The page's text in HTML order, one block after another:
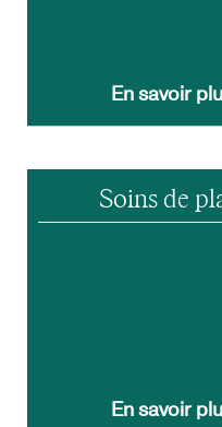
En savoir
Soins de
En savoir